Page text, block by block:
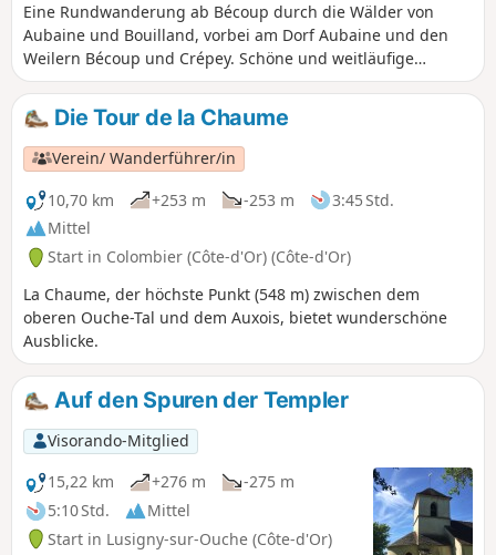
Eine Rundwanderung ab Bécoup durch die Wälder von
Aubaine und Bouilland, vorbei am Dorf Aubaine und den
Weilern Bécoup und Crépey. Schöne und weitläufige
Ausblicke auf der Strecke.
Die Tour de la Chaume
Verein/ Wanderführer/in
10,70 km
+253 m -253 m
3:45 Std.
Mittel
Start in Colombier (Côte-d'Or) (Côte-d'Or)
La Chaume, der höchste Punkt (548 m) zwischen dem
oberen Ouche-Tal und dem Auxois, bietet wunderschöne
Ausblicke.
Auf den Spuren der Templer
Visorando-Mitglied
15,22 km
+276 m
-275 m
5:10 Std.
Mittel
Start in Lusigny-sur-Ouche (Côte-d'Or)